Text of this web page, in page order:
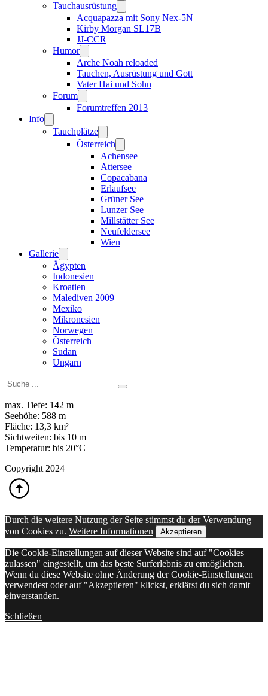
Tauchausrüstung
Acquapazza mit Sony Nex-5N
Kirby Morgan SL17B
JJ-CCR
Humor
Arche Noah reloaded
Tauchen, Ausrüstung und Gott
Vater Hai und Sohn
Forum
Forumtreffen 2013
Info
Tauchplätze
Österreich
Achensee
Attersee
Copacabana
Erlaufsee
Grüner See
Lunzer See
Millstätter See
Neufeldersee
Wien
Gallerie
Ägypten
Indonesien
Kroatien
Malediven 2009
Mexiko
Mikronesien
Norwegen
Österreich
Sudan
Ungarn
Suchen
max. Tiefe: 142 m
Seehöhe: 588 m
Fläche: 13,3 km²
Sichtweiten: bis 10 m
Temperatur: bis 20°C
Copyright 2024
Durch die weitere Nutzung der Seite stimmst du der Verwendung
von Cookies zu. Weitere Informationen Akzeptieren
Die Cookie-Einstellungen auf dieser Website sind auf "Cookies
zulassen" eingestellt, um das beste Surferlebnis zu ermöglichen.
Wenn du diese Website ohne Änderung der Cookie-Einstellungen
verwendest oder auf "Akzeptieren" klickst, erklärst du sich damit
einverstanden.
Schließen